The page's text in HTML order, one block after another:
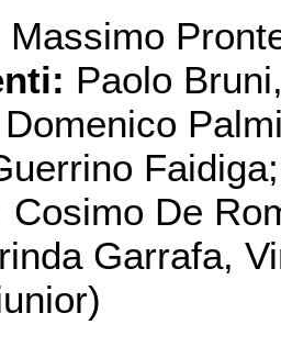
Massimo
Paolo
Domenico
Faidiga;
Cosimo De
Garrafa,